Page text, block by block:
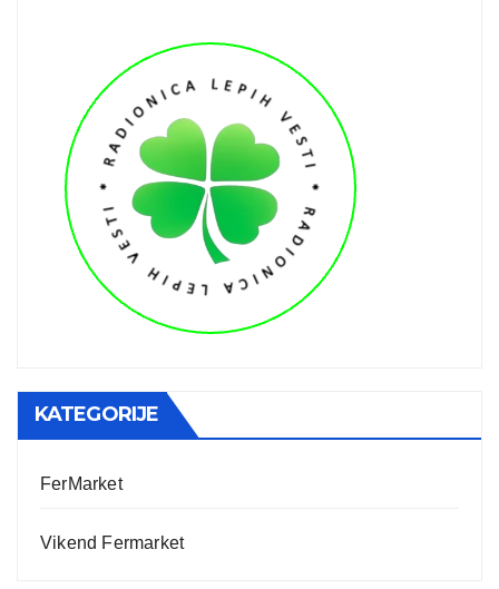
KATEGORIJE
FerMarket
Vikend Fermarket